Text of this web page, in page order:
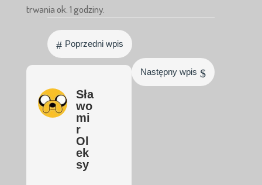
trwania ok. 1 godziny.
# Poprzedni wpis
Następny wpis $
Sła
wo
mi
r
Ol
ek
sy